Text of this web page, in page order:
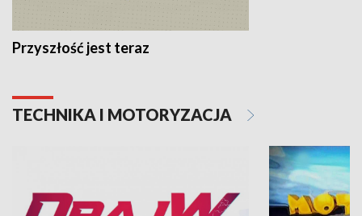
Przyszłość jest teraz
TECHNIKA I MOTORYZACJA